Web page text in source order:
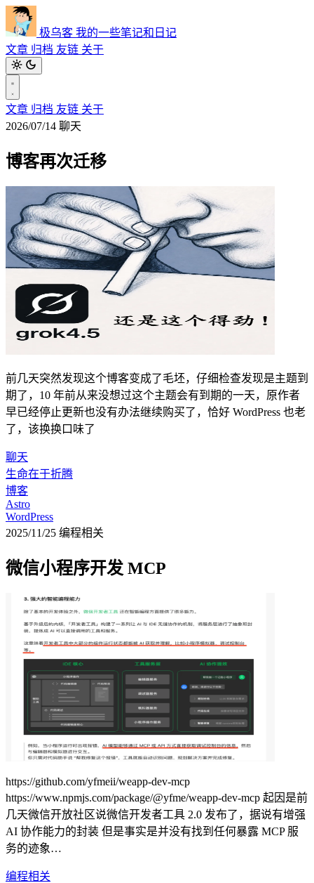
极乌客 我的一些笔记和日记
文章 归档 友链 关于
文章 归档 友链 关于
2026/07/14 聊天
博客再次迁移
前几天突然发现这个博客变成了毛坯，仔细检查发现是主题到
期了，10 年前从来没想过这个主题会有到期的一天，原作者
早已经停止更新也没有办法继续购买了，恰好 WordPress 也老
了，该换换口味了
聊天
生命在于折腾
博客
Astro
WordPress
2025/11/25 编程相关
微信小程序开发 MCP
https://github.com/yfmeii/weapp-dev-mcp
https://www.npmjs.com/package/@yfme/weapp-dev-mcp 起因是前
几天微信开放社区说微信开发者工具 2.0 发布了，据说有增强
AI 协作能力的封装 但是事实是并没有找到任何暴露 MCP 服
务的迹象…
编程相关